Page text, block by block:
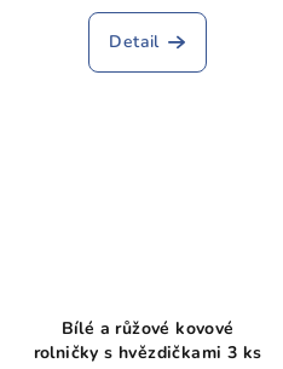
Detail
Bílé a růžové kovové
rolničky s hvězdičkami 3 ks